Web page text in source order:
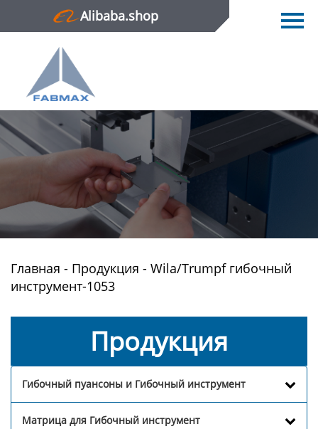
Alibaba.shop
Главная
Продукция
Новости
О нас
Контактная информация
Главная - Продукция - Wila/Trumpf гибочный
инструмент-1053
Продукция
Гибочный пуансоны и Гибочный инструмент
Матрица для Гибочный инструмент